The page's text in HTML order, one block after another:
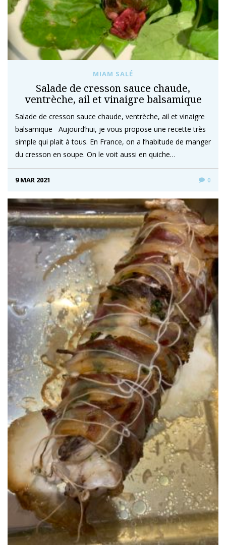
MIAM SALÉ
Salade de cresson sauce chaude,
ventrèche, ail et vinaigre balsamique
Salade de cresson sauce chaude, ventrèche, ail et vinaigre
balsamique Aujourd’hui, je vous propose une recette très
simple qui plait à tous. En France, on a l’habitude de manger
du cresson en soupe. On le voit aussi en quiche…
9 MAR 2021 0